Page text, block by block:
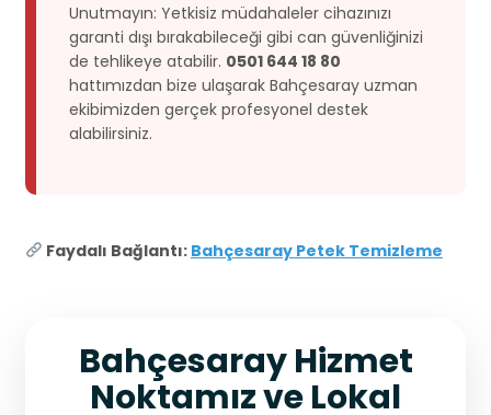
Unutmayın: Yetkisiz müdahaleler cihazınızı
garanti dışı bırakabileceği gibi can güvenliğinizi
de tehlikeye atabilir. 0501 644 18 80
hattımızdan bize ulaşarak Bahçesaray uzman
ekibimizden gerçek profesyonel destek
alabilirsiniz.
Faydalı Bağlantı: Bahçesaray Petek Temizleme
Bahçesaray Hizmet
Noktamız ve Lokal